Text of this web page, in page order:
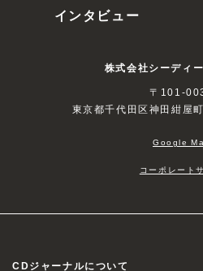
インタビュー
株式会社シーディ
〒101-
東京都千代田区神田紺屋
Google
コーポレート
CDジャーナルについて